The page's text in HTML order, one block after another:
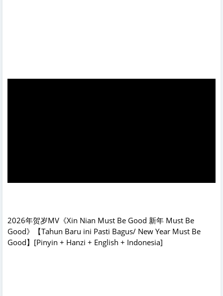
2026年贺岁MV《Xin Nian Must Be Good 新年 Must Be
Good》【Tahun Baru ini Pasti Bagus/ New Year Must Be
Good】[Pinyin + Hanzi + English + Indonesia]